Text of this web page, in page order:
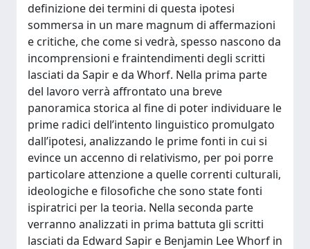
definizione dei termini di questa ipotesi
sommersa in un mare magnum di affermazioni
e critiche, che come si vedrà, spesso nascono da
incomprensioni e fraintendimenti degli scritti
lasciati da Sapir e da Whorf. Nella prima parte
del lavoro verrà affrontato una breve
panoramica storica al fine di poter individuare le
prime radici dell’intento linguistico promulgato
dall’ipotesi, analizzando le prime fonti in cui si
evince un accenno di relativismo, per poi porre
particolare attenzione a quelle correnti culturali,
ideologiche e filosofiche che sono state fonti
ispiratrici per la teoria. Nella seconda parte
verranno analizzati in prima battuta gli scritti
lasciati da Edward Sapir e Benjamin Lee Whorf in